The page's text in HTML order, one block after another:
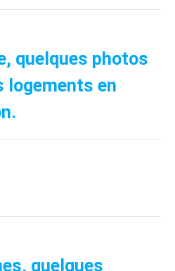
quelques photos
logements en
quelques